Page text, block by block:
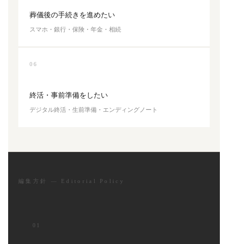
葬儀後の手続きを進めたい
スマホ・銀行・保険・年金・相続
06
終活・事前準備をしたい
デジタル終活・生前準備・エンディングノート
編集方針 — Editorial Policy
01